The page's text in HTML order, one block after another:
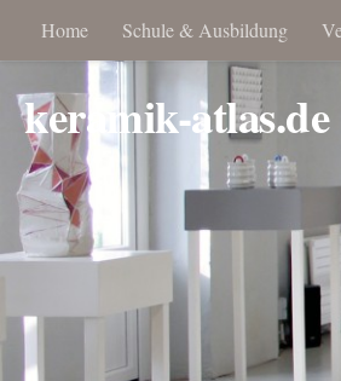
Home Schule & Ausbildung
keramik-atlas.de